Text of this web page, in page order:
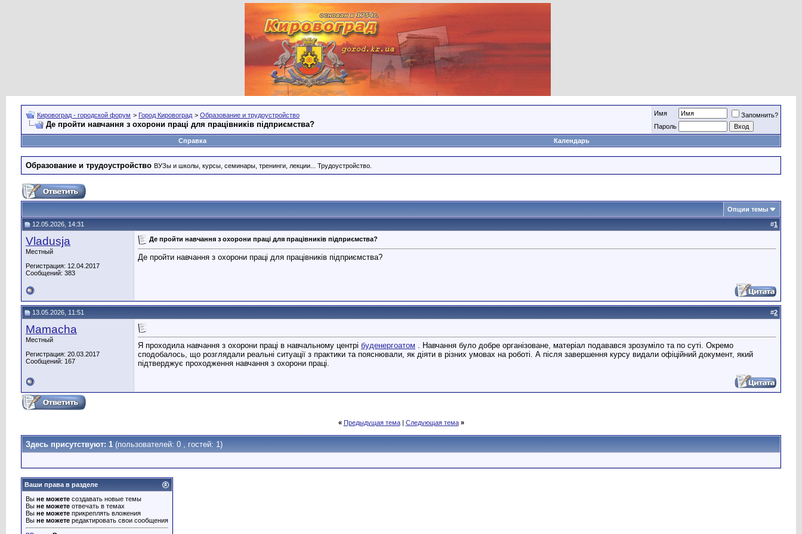
Кировоград - городской форум > Город Кировоград > Образование и трудоустройство
Де пройти навчання з охорони праці для працівників підприємства?
Имя
Запомнить?
Пароль
Справка
Календарь
Образование и трудоустройство ВУЗы и школы, курсы, семинары, тренинги, лекции... Трудоустройство.
Опции темы
12.05.2026, 14:31 #1
Vladusja
Местный
Регистрация: 12.04.2017
Сообщений: 383
Де пройти навчання з охорони праці для працівників підприємства?
Де пройти навчання з охорони праці для працівників підприємства?
13.05.2026, 11:51 #2
Mamacha
Местный
Регистрация: 20.03.2017
Сообщений: 167
Я проходила навчання з охорони праці в навчальному центрі буденергоатом . Навчання було добре організоване, матеріал подавався зрозуміло та по суті. Окремо
сподобалось, що розглядали реальні ситуації з практики та пояснювали, як діяти в різних умовах на роботі. А після завершення курсу видали офіційний документ, який
підтверджує проходження навчання з охорони праці.
« Предыдущая тема| Следующая тема »
Здесь присутствуют: 1 (пользователей: 0 , гостей: 1)
Ваши права в разделе
Вы не можете создавать новые темы
Вы не можете отвечать в темах
Вы не можете прикреплять вложения
Вы не можете редактировать свои сообщения